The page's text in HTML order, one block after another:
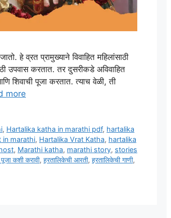
हे व्रत प्रामुख्याने विवाहित महिलांसाठी
उपवास करतात. तर दुसरीकडे अविवाहित
शिवाची पूजा करतात. त्याच वेळी, ती
more
, Hartalika katha in marathi pdf, hartalika
in marathi, Hartalika Vrat Katha, hartalika
, Marathi katha, marathi story, stories
कशी करावी, हरतालिकेची आरती, हरतालिकेची गाणी,